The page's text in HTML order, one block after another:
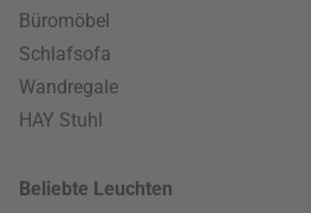
Büromöbel
Schlafsofa
Wandregale
HAY Stuhl
Beliebte Leuchten